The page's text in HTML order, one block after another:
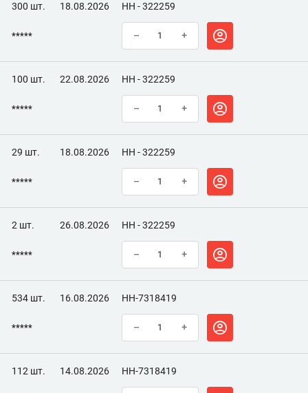
300 шт. 18.08.2026 НН - 322259
***** – +
100 шт. 22.08.2026 НН - 322259
***** – +
29 шт. 18.08.2026 НН - 322259
***** – +
2 шт. 26.08.2026 НН - 322259
***** – +
534 шт. 16.08.2026 НН-7318419
***** – +
112 шт. 14.08.2026 НН-7318419